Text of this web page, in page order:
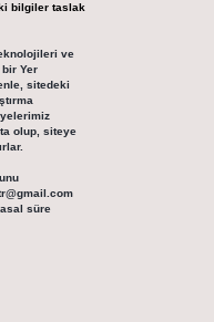
bilgiler taslak
ve
bir Yer
sitedeki
olup, siteye
süre